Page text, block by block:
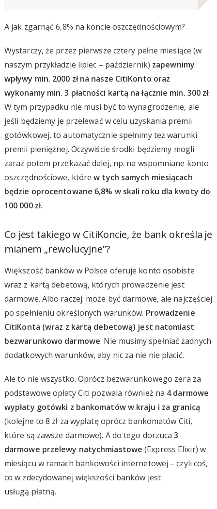
A jak zgarnąć 6,8% na koncie oszczędnościowym?
Wystarczy, że przez pierwsze cztery pełne miesiące (w
naszym przykładzie lipiec – październik) zapewnimy
wpływy min. 2000 zł na nasze CitiKonto oraz
wykonamy min. 3 płatności kartą na łącznie min. 300 zł.
W tym przypadku nie musi być to wynagrodzenie, ale
jeśli będziemy je przelewać w celu uzyskania premii
gotówkowej, to automatycznie spełnimy też warunki
premii pieniężnej. Oczywiście środki będziemy mogli
zaraz potem przekazać dalej, np. na wspomniane konto
oszczędnościowe, którew tych samych miesiącach
będzie oprocentowane 6,8% w skali roku dla kwoty do
100 000 zł.
Co jest takiego w CitiKoncie, że bank określa je
mianem „rewolucyjne”?
Większość banków w Polsce oferuje konto osobiste
wraz z kartą debetową, których prowadzenie jest
darmowe. Albo raczej: może być darmowe, ale najczęściej
po spełnieniu określonych warunków. Prowadzenie
CitiKonta (wraz z kartą debetową) jest natomiast
bezwarunkowo darmowe. Nie musimy spełniać żadnych
dodatkowych warunków, aby nic za nie nie płacić.
Ale to nie wszystko. Oprócz bezwarunkowego zera za
podstawowe opłaty Citi pozwala również na 4 darmowe
wypłaty gotówki z bankomatów w kraju i za granicą
(kolejne to 8 zł za wypłatę oprócz bankomatów Citi,
które są zawsze darmowe). A do tego dorzuca3
darmowe przelewy natychmiastowe (Express Elixir) w
miesiącu w ramach bankowości internetowej – czyli coś,
co w zdecydowanej większości banków jest
usługą płatną.